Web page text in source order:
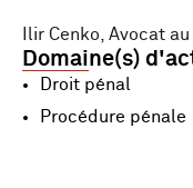
Ilir Cenko, Avocat
Domaine(s)
Droit pénal
Procédure pénale